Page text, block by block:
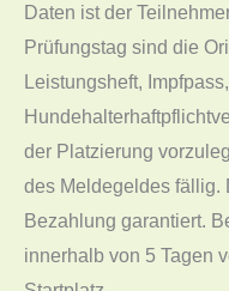
Daten ist der
Prüfungstag sind die
Leistungsheft, Impfpass,
der Platzierung
des Meldegeldes fällig.
Bezahlung garantiert.
innerhalb von 5 Tagen